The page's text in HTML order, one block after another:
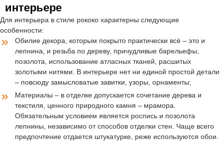
интерьере
Для интерьера в стиле рококо характерны следующие
особенности:
Обилие декора, которым покрыто практически всё – это и
лепнина, и резьба по дереву, причудливые барельефы,
позолота, использование атласных тканей, расшитых
золотыми нитями. В интерьере нет ни единой простой детали
– повсюду замысловатые завитки, узоры, орнаменты;
Материалы – в отделке допускается сочетание дерева и
текстиля, ценного природного камня – мрамора.
Обязательным условием является роспись и позолота
лепнины, независимо от способов отделки стен. Чаще всего
предпочтение отдается штукатурке, реже используются обои.